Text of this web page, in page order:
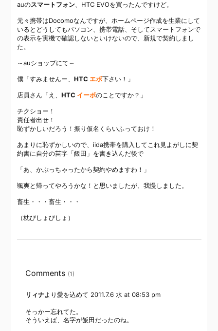
auのスマートフォン、HTC EVOを買ったんですけど。
元々携帯はDocomoなんですが、ホームページ作成を生業にして
いるとどうしてもパソコン、携帯電話、そしてスマートフォンで
の表示を実機で確認しないといけないので、新規で契約しまし
た。
～auショップにて～
僕「すみませんー、 HTC エボ下さい！」
店員さん「え、 HTC イーボのことですか？」
チクショー！
責任者出せ！
恥ずかしいだろう！振り仮名くらいふっておけ！
あまりに恥ずかしいので、iida携帯を購入してこれ見よがしに契
約書に自分の苗字「飯田」を書き込んだ後で
「あ、かぶっちゃったから契約やめますわ！」
颯爽と帰ってやろうかな！と思いましたが、我慢しました。
畜生・・・畜生・・・
（枕びしょびしょ）
Comments (1)
リィナより愛を込めて 2011.7.6 水 at 08:53 pm
そっかー忘れてた。
そういえば、名字が飯田だったのね。